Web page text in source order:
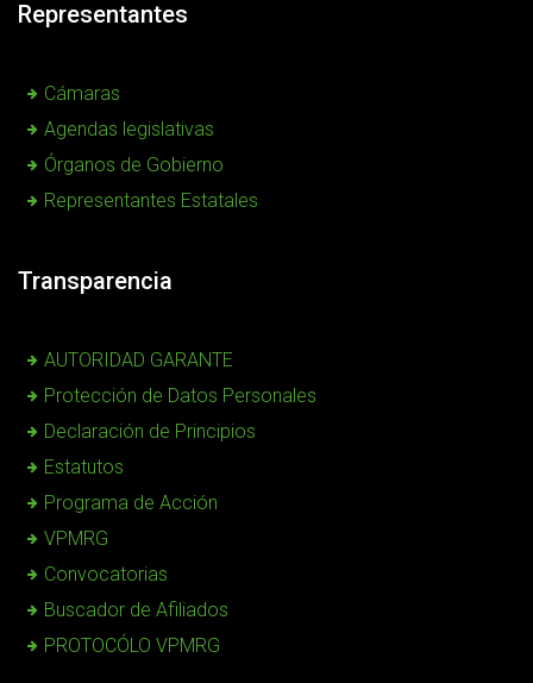
Representantes
Cámaras
Agendas legislativas
Órganos de Gobierno
Representantes Estatales
Transparencia
AUTORIDAD GARANTE
Protección de Datos Personales
Declaración de Principios
Estatutos
Programa de Acción
VPMRG
Convocatorias
Buscador de Afiliados
PROTOCÓLO VPMRG